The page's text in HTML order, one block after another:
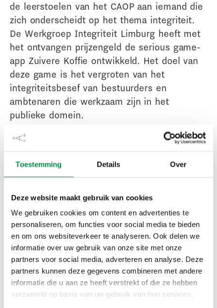
Toestemming Details Over
Deze website maakt gebruik van cookies
We gebruiken cookies om content en advertenties te
personaliseren, om functies voor social media te bieden
en om ons websiteverkeer te analyseren. Ook delen we
informatie over uw gebruik van onze site met onze
partners voor social media, adverteren en analyse. Deze
partners kunnen deze gegevens combineren met andere
informatie die u aan ze heeft verstrekt of die ze hebben
verzameld op basis van uw gebruik van hun services.
de leerstoelen van het CAOP aan iemand die
zich onderscheidt op het thema integriteit.
De Werkgroep Integriteit Limburg heeft met
het ontvangen prijzengeld de serious game-
app Zuivere Koffie ontwikkeld. Het doel van
deze game is het vergroten van het
integriteitsbesef van bestuurders en
ambtenaren die werkzaam zijn in het
publieke domein.
Als speler van Zuivere Koffie kruip je in de huid van
Oranjelanden. Spelenderwijs krijg je verschillende
game is de speler zich meer bewust van de geldende
gedragscodes en hoe deze in de praktijk worden
gehanteerd. Daarnaast kan de speler zich beter
verplaatsen in de dilemma’s van anderen.
Download de app Zuivere
Koffie